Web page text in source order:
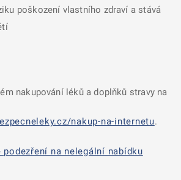
poškození vlastního zdraví a stává
nakupování léků a doplňků stravy na
nakup-na-internetu.
na nelegální nabídku